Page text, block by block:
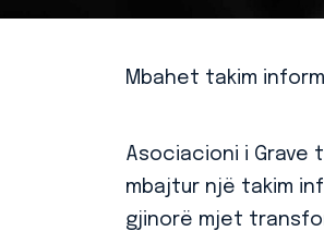
Mbahet takim
Asociacioni i Grave
mbajtur një takim
gjinorë mjet